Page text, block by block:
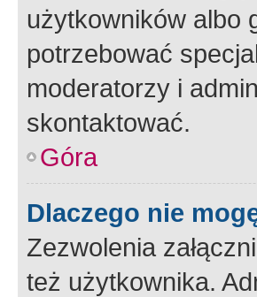
użytkowników albo
potrzebować
moderatorzy i
skontaktować.
Góra
Dlaczego nie
Zezwolenia
też użytkownika.